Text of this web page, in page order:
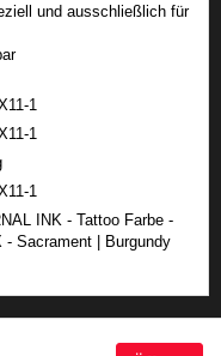
und ausschließlich für
1
1
1
INK - Tattoo Farbe -
- Sacrament | Burgundy